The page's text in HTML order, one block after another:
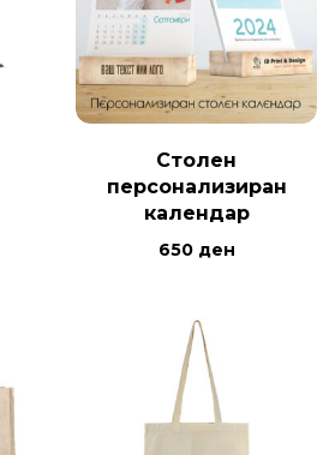
Столен
персонализиран
календар
650 ден